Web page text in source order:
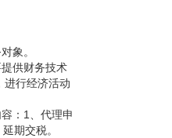
象。
供财务技术
进行经济活动
：1、代理申
期交税。